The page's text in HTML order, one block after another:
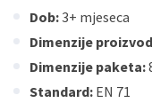
Dob:3+ mjeseca
Dimenzije
Dimenzije paketa:
Standard: EN 71